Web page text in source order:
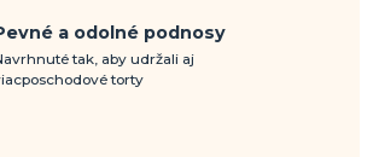
a odolné podnosy
tak, aby udržali aj
torty